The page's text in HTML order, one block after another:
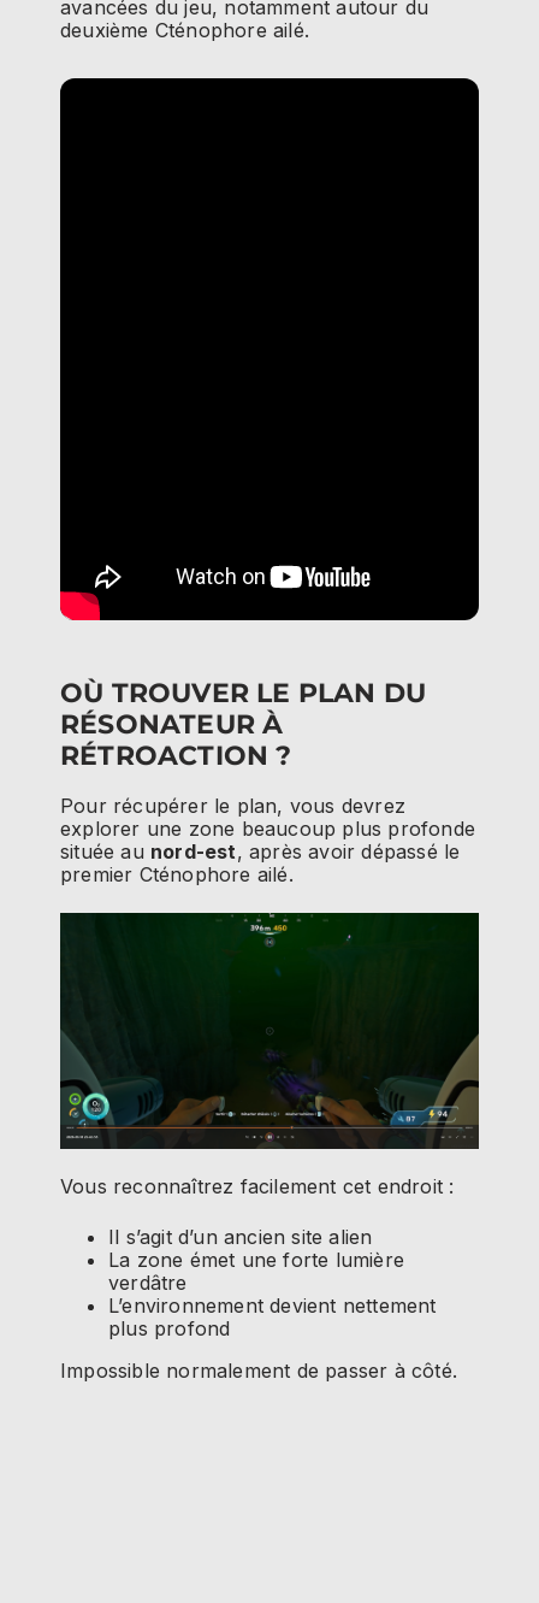
avancées du jeu, notamment autour du
deuxième Cténophore ailé.
OÙ TROUVER LE PLAN DU
RÉSONATEUR À
RÉTROACTION ?
Pour récupérer le plan, vous devrez
explorer une zone beaucoup plus profonde
située au nord-est, après avoir dépassé le
premier Cténophore ailé.
Vous reconnaîtrez facilement cet endroit :
Il s’agit d’un ancien site alien
La zone émet une forte lumière
verdâtre
L’environnement devient nettement
plus profond
Impossible normalement de passer à côté.